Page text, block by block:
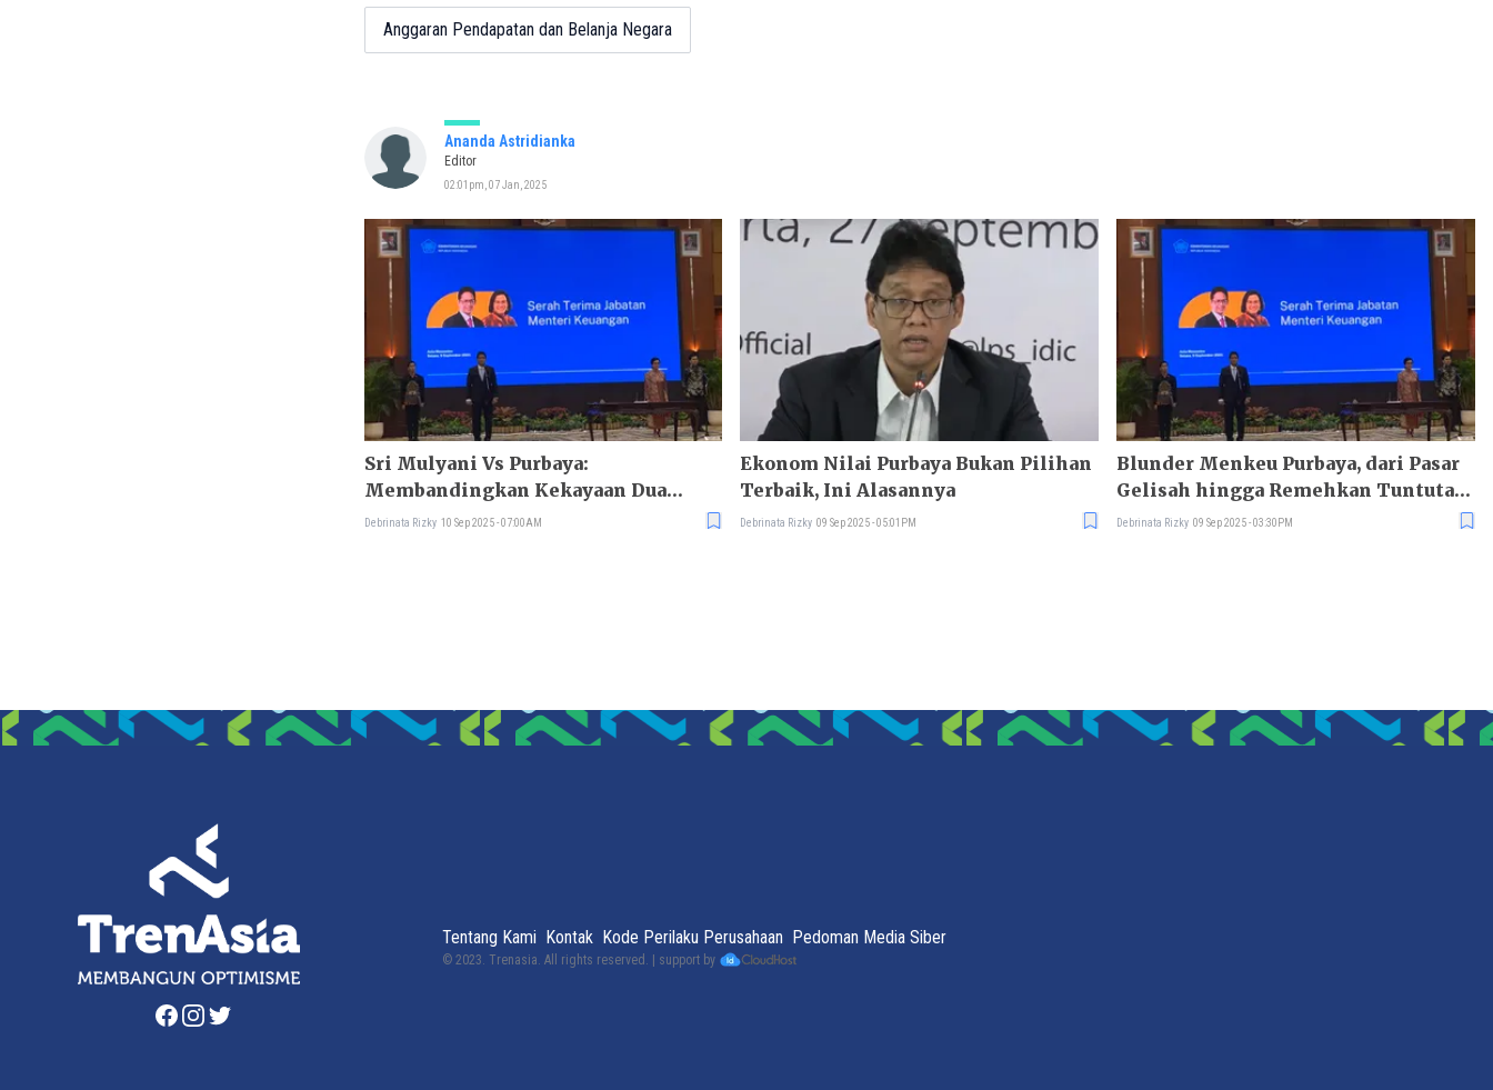
Anggaran Pendapatan dan Belanja Negara
Ananda Astridianka
Editor
02:01pm, 07 Jan, 2025
Sri Mulyani Vs Purbaya:
Membandingkan Kekayaan Dua
Menteri Keuangan
Debrinata Rizky 10 Sep 2025 - 07:00AM
Ekonom Nilai Purbaya Bukan Pilihan
Terbaik, Ini Alasannya
Debrinata Rizky 09 Sep 2025 - 05:01PM
Blunder Menkeu Purbaya, dari Pasar
Gelisah hingga Remehkan Tuntutan
17+8
Debrinata Rizky 09 Sep 2025 - 03:30PM
Facebook
Instagram
Twitter
Tentang Kami Kontak Kode Perilaku Perusahaan Pedoman Media Siber
© 2023. Trenasia . All rights reserved. | support by